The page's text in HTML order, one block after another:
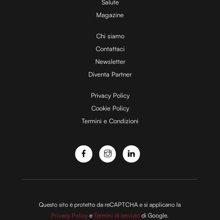
i
d
e
o
Salute
Magazine
Chi siamo
Contattaci
Newsletter
Diventa Partner
Privacy Policy
Cookie Policy
Termini e Condizioni
Questo sito è protetto da reCAPTCHA e si applicano la
Privacy Policy eTermini di servizio di Google.